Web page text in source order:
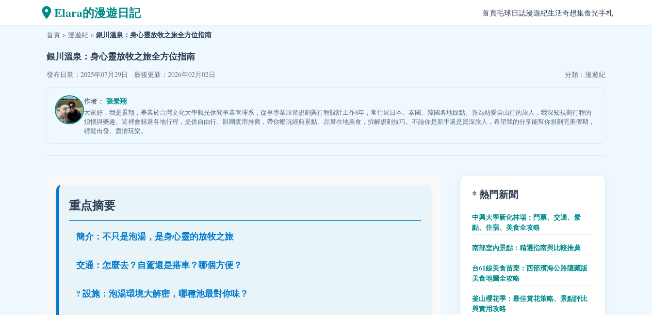
Elara的漫遊日記 首頁毛球日誌漫遊紀生活奇想集食光手札
首頁 > 漫遊紀 > 銀川溫泉：身心靈放牧之旅全方位指南
銀川溫泉：身心靈放牧之旅全方位指南
發布日期：2025年07月29日 最後更新：2026年02月02日 分類： 漫遊紀
作者： 張景翔
大家好，我是景翔，畢業於台灣文化大學觀光休閒事業管理系，從事專業旅遊規劃與行程設計工作8年，常往返日本、泰國、韓國各地踩點。身為熱愛自由行的旅人，我深知規劃行程的
煩惱與樂趣。這裡會精選各地行程，提供自由行、跟團實用推薦，帶你暢玩經典景點、品嘗在地美食，拆解規劃技巧。不論你是新手還是資深旅人，希望我的分享能幫你規劃完美假期，
輕鬆出發、盡情玩樂。
重点摘要
簡介：不只是泡湯，是身心靈的放牧之旅
交通：怎麼去？自駕還是搭車？哪個方便？
?️ 設施：泡湯環境大解密，哪種池最對你味？
* 熱門新聞
中興大學新化林場：門票、交通、景
點、住宿、美食全攻略
南部室內景點：精選指南與比較推薦
台61線美食苗栗：西部濱海公路隱藏版
美食地圖全攻略
釜山櫻花季：最佳賞花策略、景點評比
與實用攻略